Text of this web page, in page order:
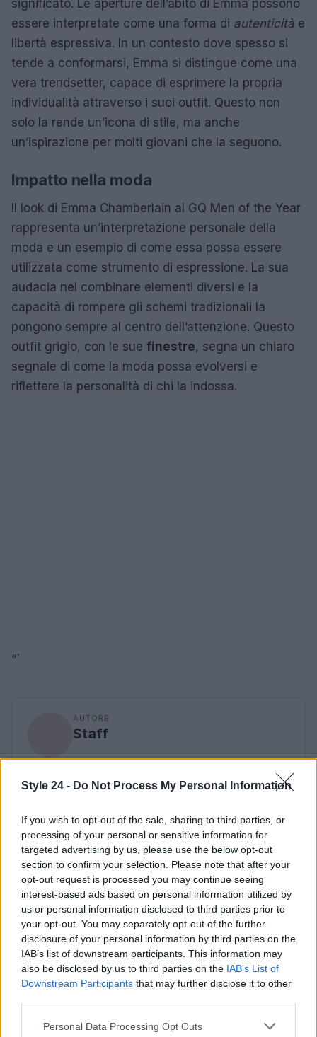
Style 24 - Do Not Process My Personal Information
If you wish to opt-out of the sale, sharing to third parties, or
processing of your personal or sensitive information for
targeted advertising by us, please use the below opt-out
section to confirm your selection. Please note that after your
opt-out request is processed you may continue seeing
interest-based ads based on personal information utilized by
us or personal information disclosed to third parties prior to
your opt-out. You may separately opt-out of the further
disclosure of your personal information by third parties on the
IAB’s list of downstream participants. This information may
also be disclosed by us to third parties on the IAB’s List of
Downstream Participants that may further disclose it to other
Please note that this website/app uses one or more Google
Personal Data Processing Opt Outs
significato. Le aperture dell’abito di Emma possono
essere interpretate come una forma di autenticità e
libertà espressiva. In un contesto dove spesso si
tende a conformarsi, Emma si distingue come una
vera trendsetter, capace di esprimere la propria
individualità attraverso i suoi outfit. Questo non
solo la rende un’icona di stile, ma anche
un’ispirazione per molti giovani che la seguono.
Impatto nella moda
Il look di Emma Chamberlain al GQ Men of the Year
rappresenta un’interpretazione personale della
moda e un esempio di come essa possa essere
utilizzata come strumento di espressione. La sua
audacia nel combinare elementi diversi e la
capacità di rompere gli schemi tradizionali la
pongono sempre al centro dell’attenzione. Questo
outfit grigio, con le sue finestre, segna un chiaro
segnale di come la moda possa evolversi e
riflettere la personalità di chi la indossa.
“`
AUTORE
Staff